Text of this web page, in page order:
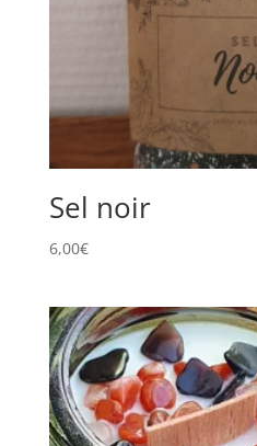
Sel noir
6,00€